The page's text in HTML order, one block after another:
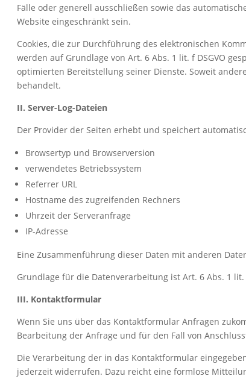
Fälle oder generell ausschließen sowie das
Website eingeschränkt sein.
Cookies, die zur Durchführung des elektronischen
werden auf Grundlage von Art. 6 Abs. 1 lit. f DSGVO
optimierten Bereitstellung seiner Dienste. Soweit
behandelt.
II. Server-Log-Dateien
Der Provider der Seiten erhebt und speichert
Browsertyp und Browserversion
verwendetes Betriebssystem
Referrer URL
Hostname des zugreifenden Rechners
Uhrzeit der Serveranfrage
IP-Adresse
Eine Zusammenführung dieser Daten mit anderen
Grundlage für die Datenverarbeitung ist Art. 6 Abs. 1
III. Kontaktformular
Wenn Sie uns über das Kontaktformular Anfragen
Bearbeitung der Anfrage und für den Fall von
Die Verarbeitung der in das Kontaktformular
jederzeit widerrufen. Dazu reicht eine formlose